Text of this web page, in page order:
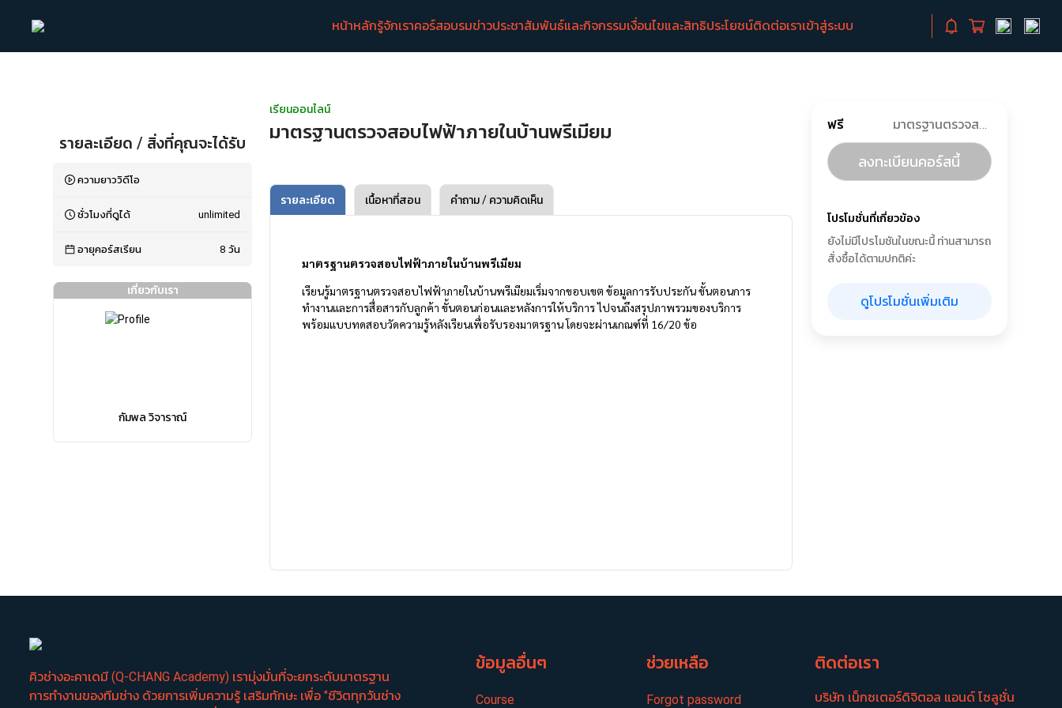
หน้าหลักรู้จักเราคอร์สอบรมข่าวประชาสัมพันธ์และกิจกรรมเงื่อนไขและสิทธิประโยชน์ติดต่อเราเข้าสู่ระบบ
รายละเอียด / สิ่งที่คุณจะได้รับ
ความยาววิดีโอ
ชั่วโมงที่ดูได้ unlimited
อายุคอร์สเรียน 8วัน
เกี่ยวกับเรา
กัมพล วิจาราณ์
เรียนออนไลน์
มาตรฐานตรวจสอบไฟฟ้าภายในบ้านพรีเมียม
รายละเอียด เนื้อหาที่สอน คำถาม / ความคิดเห็น
มาตรฐานตรวจสอบไฟฟ้าภายในบ้านพรีเมียม
เรียนรู้มาตรฐานตรวจสอบไฟฟ้าภายในบ้านพรีเมียมเริ่มจากขอบเขต ข้อมูลการรับประกัน ขั้นตอนการ
ทำงานและการสื่อสารกับลูกค้า ขั้นตอนก่อนและหลังการให้บริการ ไปจนถึงสรุปภาพรวมของบริการ
พร้อมแบบทดสอบวัดความรู้หลังเรียนเพื่อรับรองมาตรฐาน โดยจะผ่านเกณฑ์ที่ 16/20 ข้อ
ฟรี มาตรฐานตรวจสอบไฟฟ้าภายในบ้านพรีเมียม
ลงทะเบียนคอร์สนี้
โปรโมชั่นที่เกี่ยวข้อง
ยังไม่มีโปรโมชันในขณะนี้ ท่านสามารถ
สั่งซื้อได้ตามปกติค่ะ
ดูโปรโมชั่นเพิ่มเติม
คิวช่างอะคาเดมี (Q-CHANG Academy) เรามุ่งมั่นที่จะยกระดับมาตรฐาน
การทำงานของทีมช่าง ด้วยการเพิ่มความรู้ เสริมทักษะ เพื่อ "ชีวิตทุกวันช่าง
ข้อมูลอื่นๆ
Course
ช่วยเหลือ
Forgot password
ติดต่อเรา
บริษัท เน็กซเตอร์​ดิจิตอล แอนด์ โซลูชั่น